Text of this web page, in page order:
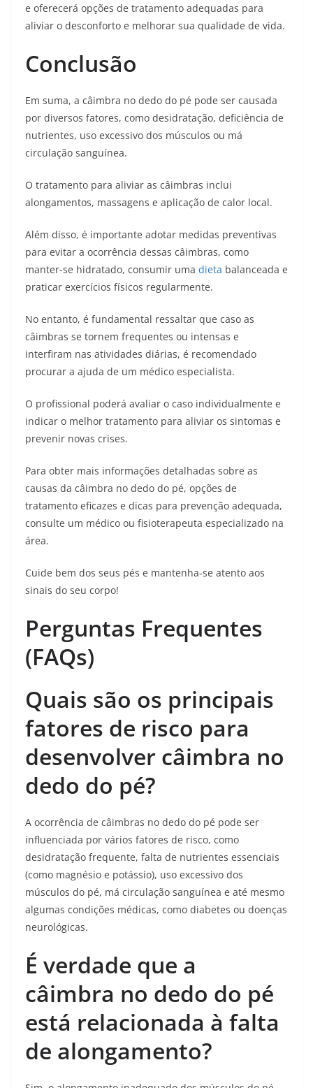
e oferecerá opções de tratamento adequadas para
aliviar o desconforto e melhorar sua qualidade de vida.
Conclusão
Em suma, a câimbra no dedo do pé pode ser causada
por diversos fatores, como desidratação, deficiência de
nutrientes, uso excessivo dos músculos ou má
circulação sanguínea.
O tratamento para aliviar as câimbras inclui
alongamentos, massagens e aplicação de calor local.
Além disso, é importante adotar medidas preventivas
para evitar a ocorrência dessas câimbras, como
manter-se hidratado, consumir uma dieta balanceada e
praticar exercícios físicos regularmente.
No entanto, é fundamental ressaltar que caso as
câimbras se tornem frequentes ou intensas e
interfiram nas atividades diárias, é recomendado
procurar a ajuda de um médico especialista.
O profissional poderá avaliar o caso individualmente e
indicar o melhor tratamento para aliviar os sintomas e
prevenir novas crises.
Para obter mais informações detalhadas sobre as
causas da câimbra no dedo do pé, opções de
tratamento eficazes e dicas para prevenção adequada,
consulte um médico ou fisioterapeuta especializado na
área.
Cuide bem dos seus pés e mantenha-se atento aos
sinais do seu corpo!
Perguntas Frequentes
(FAQs)
Quais são os principais
fatores de risco para
desenvolver câimbra no
dedo do pé?
A ocorrência de câimbras no dedo do pé pode ser
influenciada por vários fatores de risco, como
desidratação frequente, falta de nutrientes essenciais
(como magnésio e potássio), uso excessivo dos
músculos do pé, má circulação sanguínea e até mesmo
algumas condições médicas, como diabetes ou doenças
neurológicas.
É verdade que a
câimbra no dedo do pé
está relacionada à falta
de alongamento?